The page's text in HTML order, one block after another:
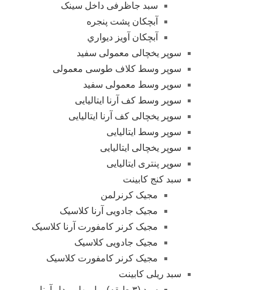
سبد جاظرفی داخل سینک
آبچکان پشت پنجره
آبچکان آویز دیواري
سوپر یخچالی معمولی سفید
سوپر وسط کلاف طوسی معمولی
سوپر وسط معمولی سفید
سوپر وسط کف آرنا ایتالیایی
سوپر یخچالی کف آرنا ایتالیایی
سوپر وسط ایتالیایی
سوپر یخچالی ایتالیایی
سوپر پنتری ایتالیایی
سبد کنج کابینت
مجیک کرنرلمن
مجیک جادویی آرنا کلاسیک
مجیک کرنر کامفورت آرنا کلاسیک
مجیک جادویی کلاسیک
مجیک کرنر کامفورت کلاسیک
سبد ریلی کابینت